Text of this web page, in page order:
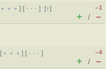
﹢﹢﹢] [ · · ·][↑]
–1
+ / –
﹢﹢﹢] [ · · ·]
–4
+ / –